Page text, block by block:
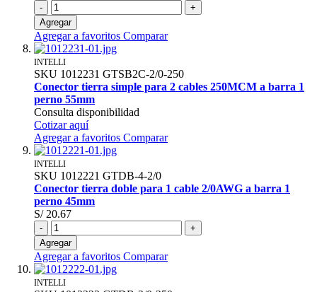
-
+
Agregar
Agregar a favoritos Comparar
INTELLI
SKU 1012231 GTSB2C-2/0-250
Conector tierra simple para 2 cables 250MCM a barra 1
perno 55mm
Consulta disponibilidad
Cotizar aquí
Agregar a favoritos Comparar
INTELLI
SKU 1012221 GTDB-4-2/0
Conector tierra doble para 1 cable 2/0AWG a barra 1
perno 45mm
S/ 20.67
-
+
Agregar
Agregar a favoritos Comparar
INTELLI